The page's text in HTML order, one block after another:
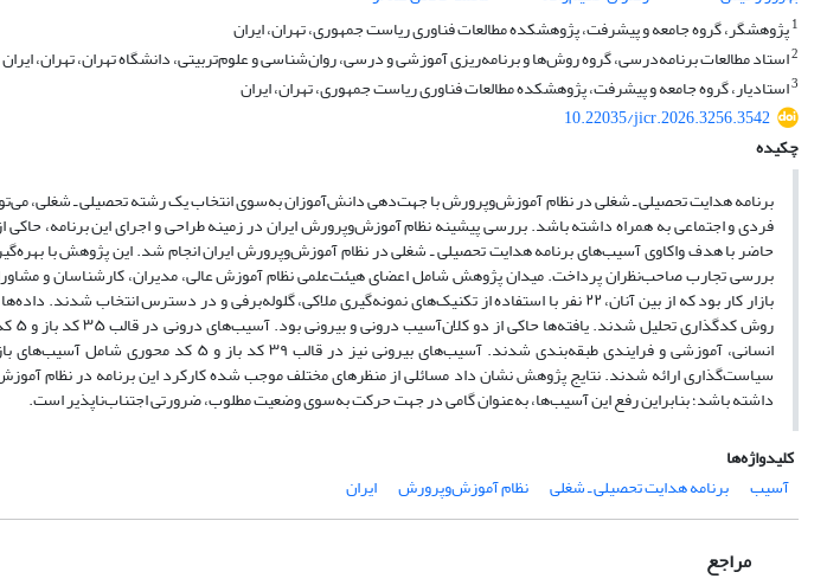
1پژوهشگر، گروه جامعه و پیشرفت، پژوهشکده مطالعات فناوری ریاست جمهوری، تهران، ایران
2استاد مطالعات برنامه‌درسی، گروه روش‌ها و برنامه‌ریزی آموزشی و درسی، روان‌شناسی و علوم‌تربیتی، دانشگاه تهران، تهران، ایران
3استادیار، گروه جامعه و پیشرفت، پژوهشکده مطالعات فناوری ریاست جمهوری، تهران، ایران
10.22035/jicr.2026.3256.3542
چکیده
برنامه هدایت تحصیلی ـ شغلی در نظام آموزش‌وپرورش با جهت‌دهی دانش‌آموزان به‌سوی انتخاب یک رشته تحصیلی ـ شغلی،
فردی و اجتماعی به همراه داشته باشد. بررسی پیشینه نظام آموزش‌وپرورش ایران در زمینه طراحی و اجرای این برنامه،
حاضر با هدف واکاوی آسیب‌های برنامه هدایت تحصیلی ـ شغلی در نظام آموزش‌وپرورش ایران انجام شد. این پژوهش با
بررسی تجارب صاحب‌نظران پرداخت. میدان پژوهش شامل اعضای هیئت‌علمی نظام آموزش عالی، مدیران، کارشناسان و
بازار کار بود که از بین آنان، ۲۲ نفر با استفاده از تکنیک‌های نمونه‌گیری ملاکی، گلوله‌برفی و در دسترس انتخاب
انسانی، آموزشی و فرایندی طبقه‌بندی شدند. آسیب‌های
سیاست‌گذاری ارائه شدند. نتایج پژوهش نشان داد مسائلی از منظرهای مختلف موجب شده کارکرد این برنامه در نظام
داشته باشد؛ بنابراین رفع این آسیب‌ها، به‌عنوان گامی در جهت حرکت به‌سوی وضعیت مطلوب، ضرورتی اجتناب‌ناپذیر است.
کلیدواژه‌ها
آسیب
برنامه هدایت تحصیلی ـ شغلی نظام آموزش‌وپرورش ایران
مراجع